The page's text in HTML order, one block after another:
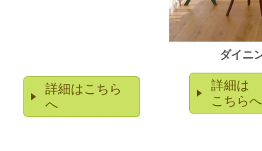
詳細はこちら
へ
ダイニ
詳細は
こちらへ